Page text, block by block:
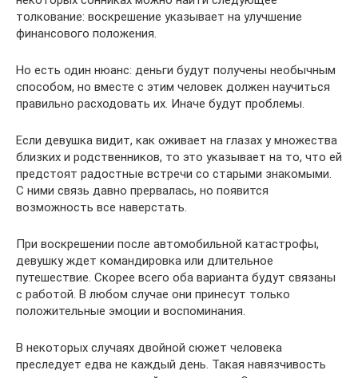
толкование: воскрешение указывает на улучшение
финансового положения.
Но есть один нюанс: деньги будут получены необычным
способом, но вместе с этим человек должен научиться
правильно расходовать их. Иначе будут проблемы.
Если девушка видит, как оживает на глазах у множества
близких и родственников, то это указывает на то, что ей
предстоят радостные встречи со старыми знакомыми.
С ними связь давно прервалась, но появится
возможность все наверстать.
При воскрешении после автомобильной катастрофы,
девушку ждет командировка или длительное
путешествие. Скорее всего оба варианта будут связаны
с работой. В любом случае они принесут только
положительные эмоции и воспоминания.
В некоторых случаях двойной сюжет человека
преследует едва не каждый день. Такая навязчивость